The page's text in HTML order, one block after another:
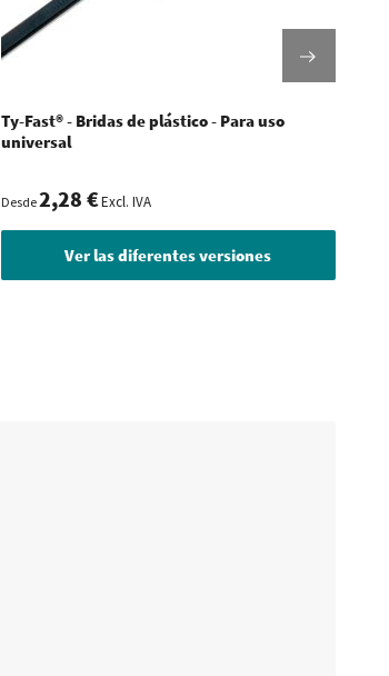
Ty-Fast® - Bridas de plástico - Para uso
universal
Desde2,28 €Excl. IVA
Ver las diferentes versiones